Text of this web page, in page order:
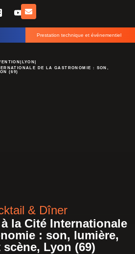
Prestation technique et événementiel
LYON
DE LA GASTRONOMIE : SON,
(69)
& Dîner
la Cité Internationale
: son, lumière,
Lyon (69)